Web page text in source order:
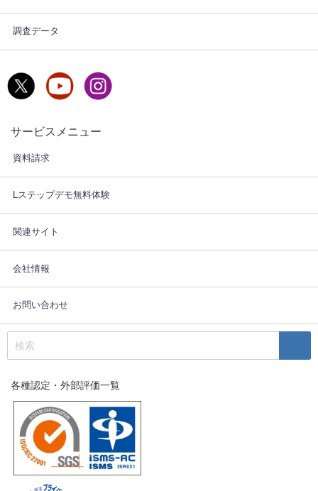
調査データ
サービスメニュー
資料請求
Lステップデモ無料体験
関連サイト
会社情報
お問い合わせ
各種認定・外部評価一覧